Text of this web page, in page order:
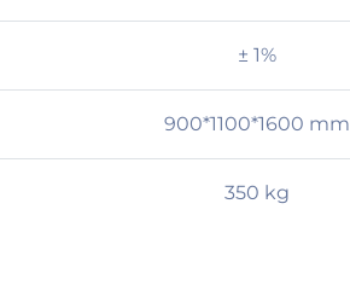
± 1%
900*1100*1600 mm
350 kg